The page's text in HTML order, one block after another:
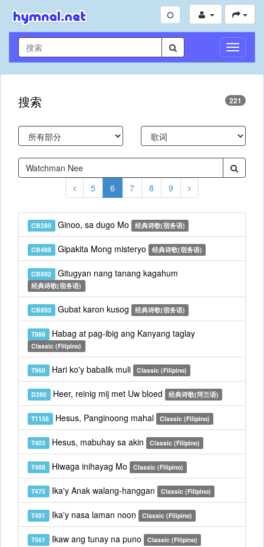
切
换
导
搜索 221
5 6 7 8 9
CB280 Ginoo, sa dugo Mo 经典诗歌(宿务语)
CB488 Gipakita Mong misteryo 经典诗歌(宿务语)
CB892 Gitugyan nang tanang kagahum
经典诗歌(宿务语)
CB893 Gubat karon kusog 经典诗歌(宿务语)
T988 Habag at pag-ibig ang Kanyang taglay
Classic (Filipino)
T960 Hari ko'y babalik muli Classic (Filipino)
D280 Heer, reinig mij met Uw bloed 经典诗歌(菏兰语)
T1158 Hesus, Panginoong mahal Classic (Filipino)
T403 Hesus, mabuhay sa akin Classic (Filipino)
T488 Hiwaga inihayag Mo Classic (Filipino)
T475 Ika'y Anak walang-hanggan Classic (Filipino)
T491 Ika'y nasa laman noon Classic (Filipino)
T561 Ikaw ang tunay na puno Classic (Filipino)